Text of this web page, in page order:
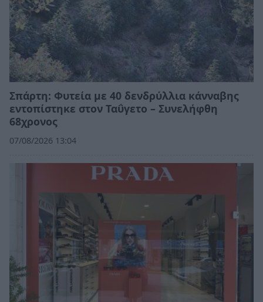
Σπάρτη: Φυτεία με 40 δενδρύλλια κάνναβης
εντοπίστηκε στον Ταΰγετο – Συνελήφθη
68χρονος
07/08/2026 13:04